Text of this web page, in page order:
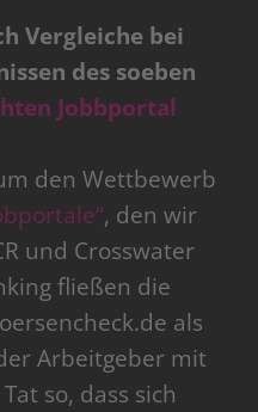
Vergleiche bei
des soeben
Jobbportal
den Wettbewerb
, den wir
und Crosswater
fließen die
als
Arbeitgeber mit
so, dass sich